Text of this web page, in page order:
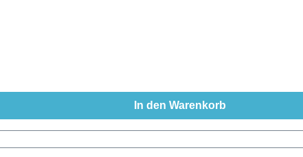
In den Warenkorb